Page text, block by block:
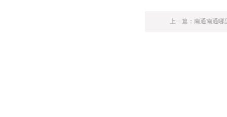
上一篇：南通南通哪